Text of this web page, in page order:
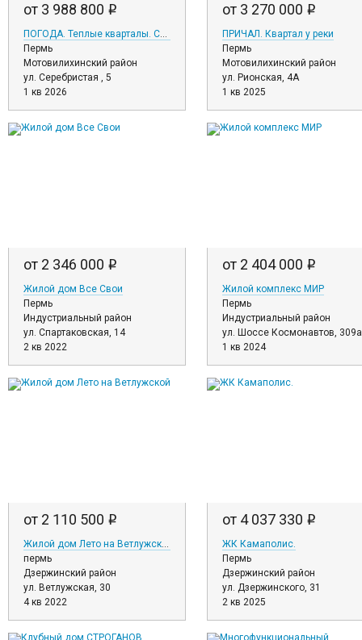
от 3 988 800 i
ПОГОДА. Теплые кварталы. Серебристая,5
Пермь
Мотовилихинский район
ул. Серебристая , 5
1 кв 2026
от 3 270 000 i
ПРИЧАЛ. Квартал у реки
Пермь
Мотовилихинский район
ул. Рионская, 4А
1 кв 2025
от 2 346 000 i
Жилой дом Все Свои
Пермь
Индустриальный район
ул. Спартаковская, 14
2 кв 2022
от 2 404 000 i
Жилой комплекс МИР
Пермь
Индустриальный район
ул. Шоссе Космонавтов, 309а
1 кв 2024
от 2 110 500 i
Жилой дом Лето на Ветлужской
пермь
Дзержинский район
ул. Ветлужская, 30
4 кв 2022
от 4 037 330 i
ЖК Камаполис.
Пермь
Дзержинский район
ул. Дзержинского, 31
2 кв 2025